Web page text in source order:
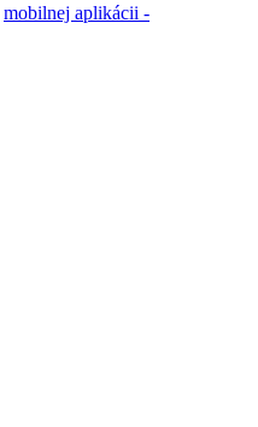
mobilnej aplikácii -